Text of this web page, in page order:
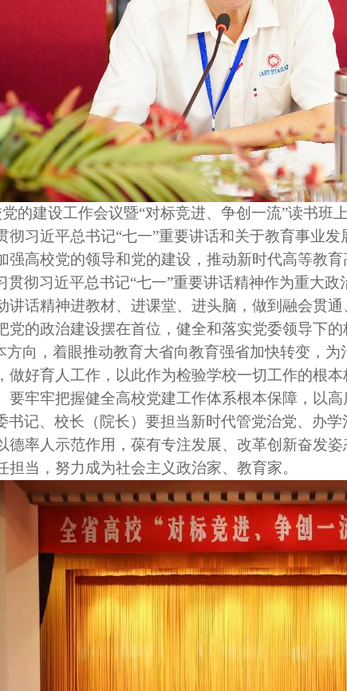
党的建设工作会议暨“对标竞进、争创一流”读书班
彻习近平总书记“七一”重要讲话和关于教育事业
强高校党的领导和党的建设，推动新时代高等教育
贯彻习近平总书记“七一”重要讲话精神作为重大
讲话精神进教材、进课堂、进头脑，做到融会贯
党的政治建设摆在首位，健全和落实党委领导下
方向，着眼推动教育大省向教育强省加快转变，
做好育人工作，以此作为检验学校一切工作的根
要牢牢把握健全高校党建工作体系根本保障，以高
书记、校长（院长）要担当新时代管党治党、办
德率人示范作用，葆有专注发展、改革创新奋发
担当，努力成为社会主义政治家、教育家。